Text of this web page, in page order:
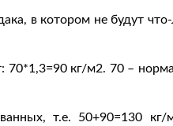
в котором не будут
70*1,3=90 кг/м2. 70 –
т.е. 50+90=130 кг/